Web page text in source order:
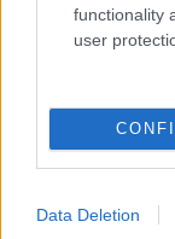
functionality
user
Data Deletion
In evidente
Tycoon non
matassadi un
scatenato e
sembra voler